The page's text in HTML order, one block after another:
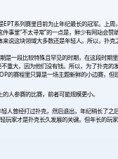
系列赛里目前为止年纪最长的冠军。上
事里“不太寻常”的一点是，鲜少有网站会赞
说这块领域大多数还是年轻人。所以，扑
一段比较特殊且罕见的时期，在这段时
大，因为他们没有钱。所以，为了扑克
的赛程里只算是一场主题新鲜的小边赛
人参赛的比赛，前者可能规模更小。
人曾经打过扑克，然后退出，年纪稍长了
玩家才是扑克长久发展的关键。但年长的